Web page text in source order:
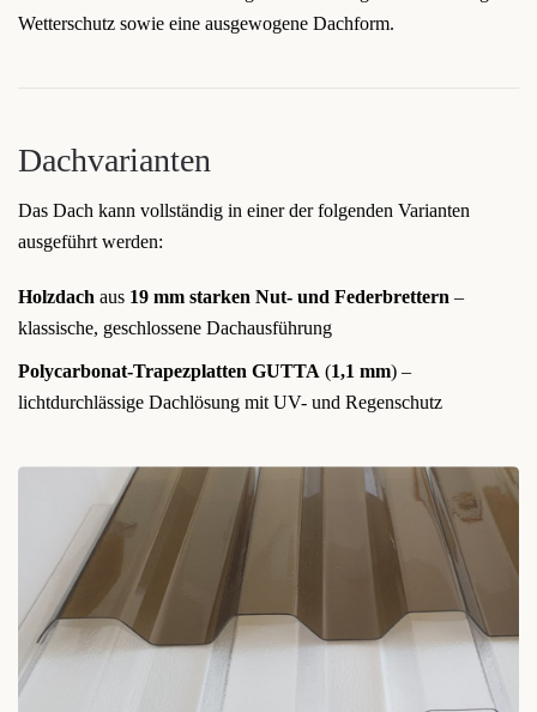
Wetterschutz sowie eine ausgewogene Dachform.
Dachvarianten
Das Dach kann vollständig in einer der folgenden Varianten
ausgeführt werden:
Holzdach aus 19 mm starken Nut- und Federbrettern –
klassische, geschlossene Dachausführung
Polycarbonat-Trapezplatten GUTTA (1,1 mm) –
lichtdurchlässige Dachlösung mit UV- und Regenschutz